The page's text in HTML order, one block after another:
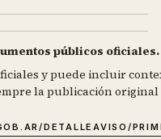
públicos oficiales.
y puede incluir
la publicación
DETALLEAVISO/